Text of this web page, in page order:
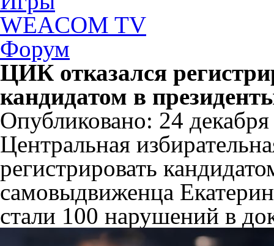
WEACOM TV
Форум
ЦИК отказался
кандидатом в
Опубликовано: 24
Центральная
регистрировать
самовыдвиженца
стали 100 нарушений в